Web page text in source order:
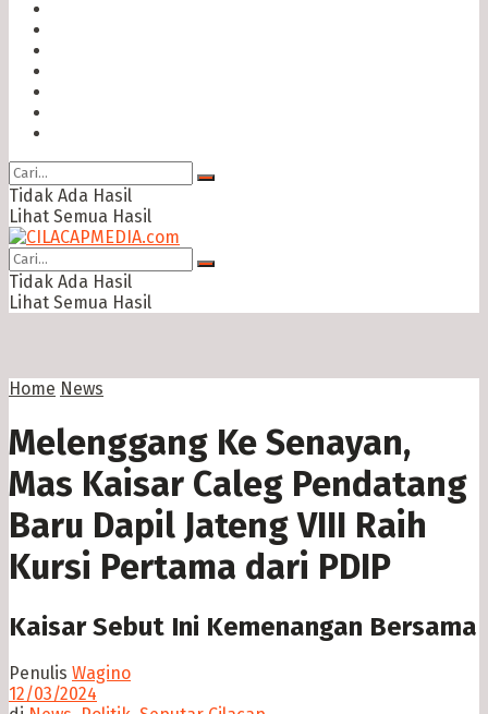
Tidak Ada Hasil
Lihat Semua Hasil
Tidak Ada Hasil
Lihat Semua Hasil
Home News
Melenggang Ke Senayan,
Mas Kaisar Caleg Pendatang
Baru Dapil Jateng VIII Raih
Kursi Pertama dari PDIP
Kaisar Sebut Ini Kemenangan Bersama
Penulis Wagino
12/03/2024